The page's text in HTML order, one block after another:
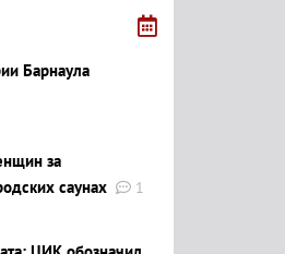
Барнаула
за
саунах
1